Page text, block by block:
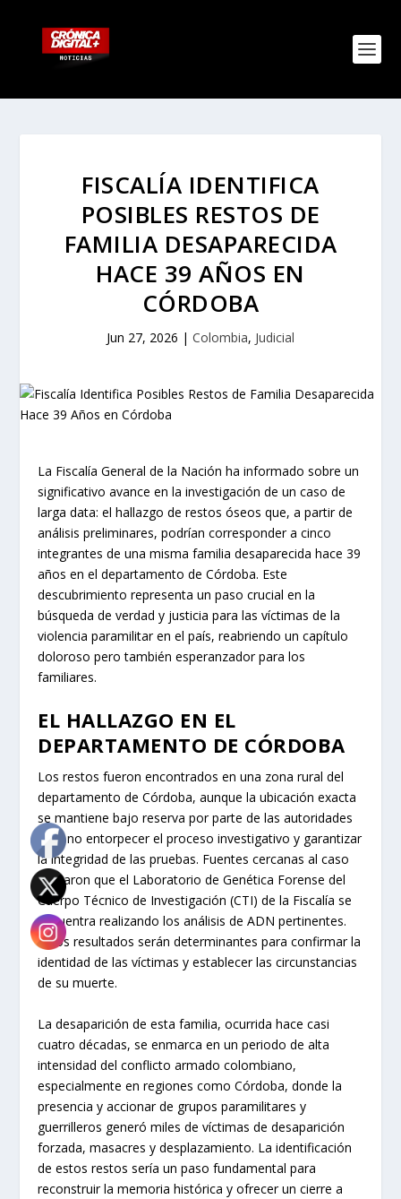
FISCALÍA IDENTIFICA
POSIBLES RESTOS DE
FAMILIA DESAPARECIDA
HACE 39 AÑOS EN
CÓRDOBA
Jun 27, 2026 | Colombia, Judicial
La Fiscalía General de la Nación ha informado sobre un
significativo avance en la investigación de un caso de
larga data: el hallazgo de restos óseos que, a partir de
análisis preliminares, podrían corresponder a cinco
integrantes de una misma familia desaparecida hace 39
años en el departamento de Córdoba. Este
descubrimiento representa un paso crucial en la
búsqueda de verdad y justicia para las víctimas de la
violencia paramilitar en el país, reabriendo un capítulo
doloroso pero también esperanzador para los
familiares.
EL HALLAZGO EN EL
DEPARTAMENTO DE CÓRDOBA
Los restos fueron encontrados en una zona rural del
departamento de Córdoba, aunque la ubicación exacta
se mantiene bajo reserva por parte de las autoridades
para no entorpecer el proceso investigativo y garantizar
la integridad de las pruebas. Fuentes cercanas al caso
indicaron que el Laboratorio de Genética Forense del
Cuerpo Técnico de Investigación (CTI) de la Fiscalía se
encuentra realizando los análisis de ADN pertinentes.
Estos resultados serán determinantes para confirmar la
identidad de las víctimas y establecer las circunstancias
de su muerte.
La desaparición de esta familia, ocurrida hace casi
cuatro décadas, se enmarca en un periodo de alta
intensidad del conflicto armado colombiano,
especialmente en regiones como Córdoba, donde la
presencia y accionar de grupos paramilitares y
guerrilleros generó miles de víctimas de desaparición
forzada, masacres y desplazamiento. La identificación
de estos restos sería un paso fundamental para
reconstruir la memoria histórica y ofrecer un cierre a